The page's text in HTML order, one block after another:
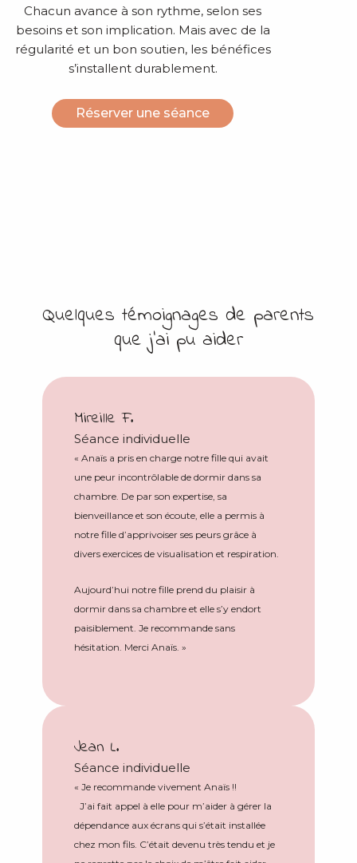
Chacun avance à son rythme, selon ses
besoins et son implication. Mais avec de la
régularité et un bon soutien, les bénéfices
s’installent durablement.
Réserver une séance
Quelques témoignages de parents
que j’ai pu aider
Mireille F.
Séance individuelle
« Anaïs a pris en charge notre fille qui avait
une peur incontrôlable de dormir dans sa
chambre. De par son expertise, sa
bienveillance et son écoute, elle a permis à
notre fille d’apprivoiser ses peurs grâce à
divers exercices de visualisation et respiration.
Aujourd’hui notre fille prend du plaisir à
dormir dans sa chambre et elle s’y endort
paisiblement. Je recommande sans
hésitation. Merci Anaïs. »
Jean L.
Séance individuelle
« Je recommande vivement Anaïs !!
J’ai fait appel à elle pour m’aider à gérer la
dépendance aux écrans qui s’était installée
chez mon fils. C’était devenu très tendu et je